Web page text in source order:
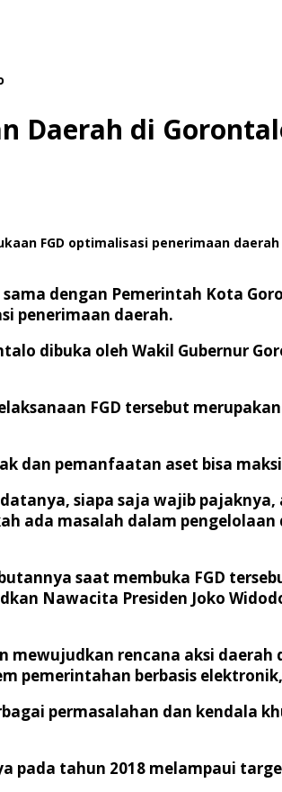
Daerah di
FGD optimalisasi penerimaan
dengan Pemerintah Kota
penerimaan daerah.
dibuka oleh Wakil Gubernur
FGD tersebut
dan pemanfaatan aset bisa
siapa saja wajib
ada masalah dalam
saat membuka FGD
Nawacita Presiden Joko
rencana aksi
pemerintahan berbasis
permasalahan dan kendala
pada tahun 2018 melampaui